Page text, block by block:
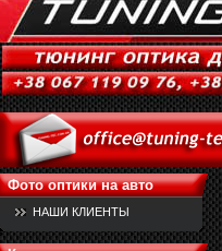
Фото оптики на авто
НАШИ КЛИЕНТЫ